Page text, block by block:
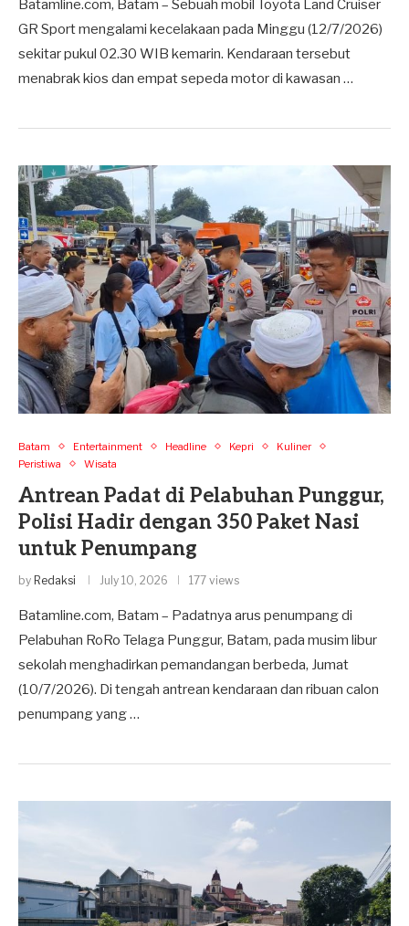
Batamline.com, Batam – Sebuah mobil Toyota Land Cruiser
GR Sport mengalami kecelakaan pada Minggu (12/7/2026)
sekitar pukul 02.30 WIB kemarin. Kendaraan tersebut
menabrak kios dan empat sepeda motor di kawasan …
Batam Entertainment Headline Kepri
Kuliner
Peristiwa
Wisata
Antrean Padat di Pelabuhan Punggur,
Polisi Hadir dengan 350 Paket Nasi
untuk Penumpang
by Redaksi July 10, 2026 177 views
Batamline.com, Batam – Padatnya arus penumpang di
Pelabuhan RoRo Telaga Punggur, Batam, pada musim libur
sekolah menghadirkan pemandangan berbeda, Jumat
(10/7/2026). Di tengah antrean kendaraan dan ribuan calon
penumpang yang …